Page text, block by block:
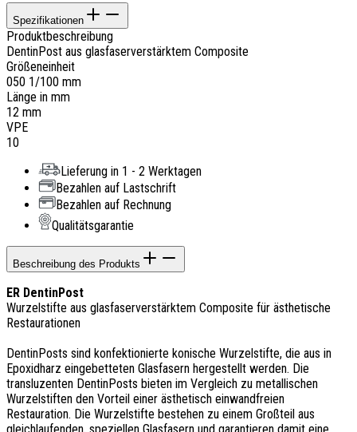
Spezifikationen
Produktbeschreibung
DentinPost aus glasfaserverstärktem Composite
Größeneinheit
050 1/100 mm
Länge in mm
12 mm
VPE
10
Lieferung in 1 - 2 Werktagen
Bezahlen auf Lastschrift
Bezahlen auf Rechnung
Qualitätsgarantie
Beschreibung des Produkts
ER DentinPost
Wurzelstifte aus glasfaserverstärktem Composite für ästhetische
Restaurationen
DentinPosts sind konfektionierte konische Wurzelstifte, die aus in
Epoxidharz eingebetteten Glasfasern hergestellt werden. Die
transluzenten DentinPosts bieten im Vergleich zu metallischen
Wurzelstiften den Vorteil einer ästhetisch einwandfreien
Restauration. Die Wurzelstifte bestehen zu einem Großteil aus